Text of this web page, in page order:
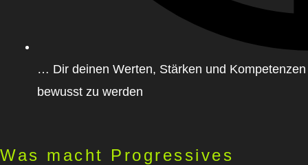
… Dir deinen Werten, Stärken und Kompetenzen
bewusst zu werden
Was macht Progressives